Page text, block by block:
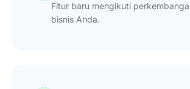
Fitur baru mengikuti
bisnis Anda.